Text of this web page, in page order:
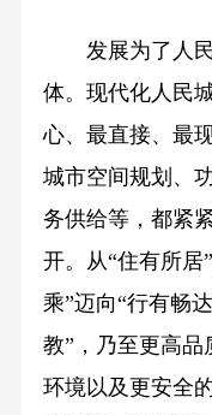
发展为了人民
体。现代化人民
心、最直接、最
城市空间规划、
务供给等，都紧
开。从“住有所居
乘”迈向“行有畅
教”，乃至更高
环境以及更安全